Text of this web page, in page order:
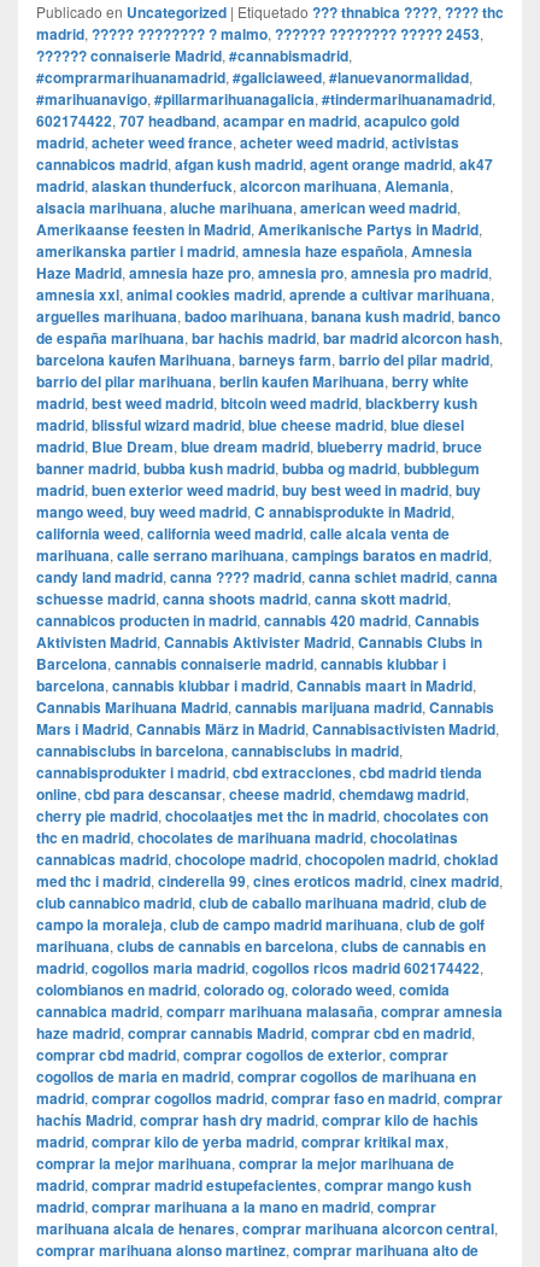
Publicado en Uncategorized | Etiquetado ??? thnabica ????, ???? thc
madrid, ????? ???????? ? malmo, ?????? ???????? ????? 2453,
?????? connaiserie Madrid, #cannabismadrid,
#comprarmarihuanamadrid, #galiciaweed, #lanuevanormalidad,
#marihuanavigo, #pillarmarihuanagalicia, #tindermarihuanamadrid,
602174422, 707 headband, acampar en madrid, acapulco gold
madrid, acheter weed france, acheter weed madrid, activistas
cannabicos madrid, afgan kush madrid, agent orange madrid, ak47
madrid, alaskan thunderfuck, alcorcon marihuana, Alemania,
alsacia marihuana, aluche marihuana, american weed madrid,
Amerikaanse feesten in Madrid, Amerikanische Partys in Madrid,
amerikanska partier i madrid, amnesia haze española, Amnesia
Haze Madrid, amnesia haze pro, amnesia pro, amnesia pro madrid,
amnesia xxl, animal cookies madrid, aprende a cultivar marihuana,
arguelles marihuana, badoo marihuana, banana kush madrid, banco
de españa marihuana, bar hachis madrid, bar madrid alcorcon hash,
barcelona kaufen Marihuana, barneys farm, barrio del pilar madrid,
barrio del pilar marihuana, berlin kaufen Marihuana, berry white
madrid, best weed madrid, bitcoin weed madrid, blackberry kush
madrid, blissful wizard madrid, blue cheese madrid, blue diesel
madrid, Blue Dream, blue dream madrid, blueberry madrid, bruce
banner madrid, bubba kush madrid, bubba og madrid, bubblegum
madrid, buen exterior weed madrid, buy best weed in madrid, buy
mango weed, buy weed madrid, C annabisprodukte in Madrid,
california weed, california weed madrid, calle alcala venta de
marihuana, calle serrano marihuana, campings baratos en madrid,
candy land madrid, canna ???? madrid, canna schiet madrid, canna
schuesse madrid, canna shoots madrid, canna skott madrid,
cannabicos producten in madrid, cannabis 420 madrid, Cannabis
Aktivisten Madrid, Cannabis Aktivister Madrid, Cannabis Clubs in
Barcelona, cannabis connaiserie madrid, cannabis klubbar i
barcelona, cannabis klubbar i madrid, Cannabis maart in Madrid,
Cannabis Marihuana Madrid, cannabis marijuana madrid, Cannabis
Mars i Madrid, Cannabis März in Madrid, Cannabisactivisten Madrid,
cannabisclubs in barcelona, cannabisclubs in madrid,
cannabisprodukter i madrid, cbd extracciones, cbd madrid tienda
online, cbd para descansar, cheese madrid, chemdawg madrid,
cherry pie madrid, chocolaatjes met thc in madrid, chocolates con
thc en madrid, chocolates de marihuana madrid, chocolatinas
cannabicas madrid, chocolope madrid, chocopolen madrid, choklad
med thc i madrid, cinderella 99, cines eroticos madrid, cinex madrid,
club cannabico madrid, club de caballo marihuana madrid, club de
campo la moraleja, club de campo madrid marihuana, club de golf
marihuana, clubs de cannabis en barcelona, clubs de cannabis en
madrid, cogollos maria madrid, cogollos ricos madrid 602174422,
colombianos en madrid, colorado og, colorado weed, comida
cannabica madrid, comparr marihuana malasaña, comprar amnesia
haze madrid, comprar cannabis Madrid, comprar cbd en madrid,
comprar cbd madrid, comprar cogollos de exterior, comprar
cogollos de maria en madrid, comprar cogollos de marihuana en
madrid, comprar cogollos madrid, comprar faso en madrid, comprar
hachís Madrid, comprar hash dry madrid, comprar kilo de hachis
madrid, comprar kilo de yerba madrid, comprar kritikal max,
comprar la mejor marihuana, comprar la mejor marihuana de
madrid, comprar madrid estupefacientes, comprar mango kush
madrid, comprar marihuana a la mano en madrid, comprar
marihuana alcala de henares, comprar marihuana alcorcon central,
comprar marihuana alonso martinez, comprar marihuana alto de